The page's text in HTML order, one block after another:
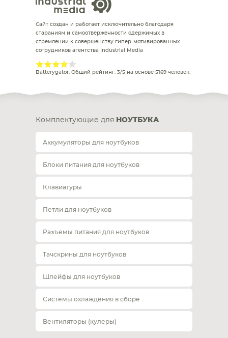
Сайт создан и работает исключительно благодаря
стараниям и самоотверженности одержимых в
стремлении к совершенству гипер-мотивированных
сотрудников агентства Industrial Media
Batterygator. Общий рейтинг: 3/5 на основе 5169 человек.
Комплектующие для НОУТБУКА
Аккумуляторы для ноутбуков
Блоки питания для ноутбуков
Клавиатуры
Петли для ноутбуков
Разъемы питания для ноутбуков
Тачскрины для ноутбуков
Шлейфы для ноутбуков
Системы охлаждения в сборе
Вентиляторы (кулеры)